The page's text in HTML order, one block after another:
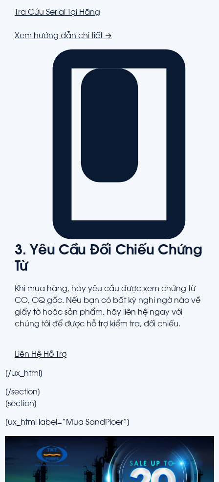
Tra Cứu Serial Tại Hãng
Xem hướng dẫn chi tiết →
3. Yêu Cầu Đối Chiếu Chứng
Từ
Khi mua hàng, hãy yêu cầu được xem chứng từ
CO, CQ gốc. Nếu bạn có bất kỳ nghi ngờ nào về
giấy tờ hoặc sản phẩm, hãy liên hệ ngay với
chúng tôi để được hỗ trợ kiểm tra, đối chiếu.
Liên Hệ Hỗ Trợ
[/ux_html]
[/section]
[section]
[ux_html label=”Mua SandPioer”]